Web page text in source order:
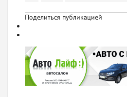
Поделиться публикацией